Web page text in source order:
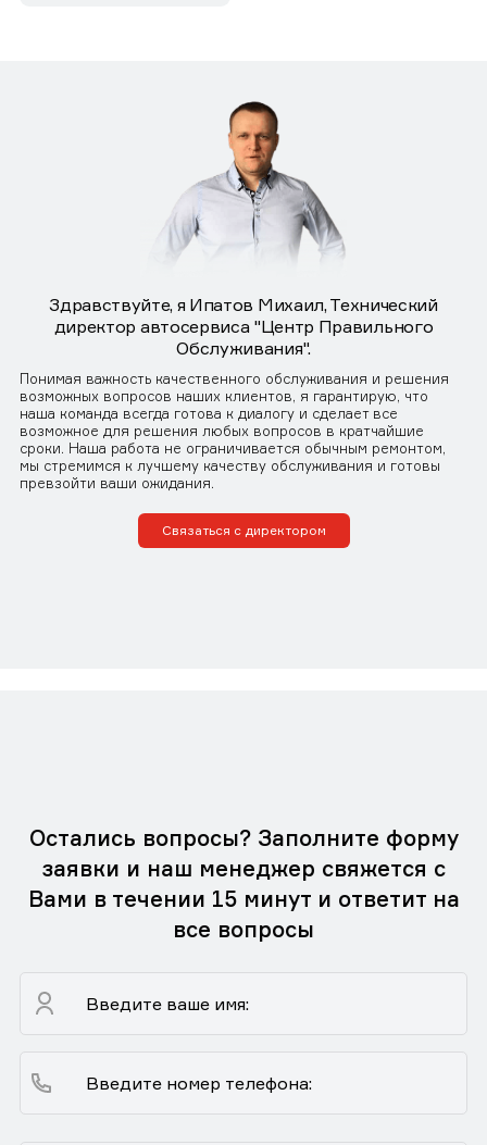
Здравствуйте, я Ипатов Михаил, Технический
директор автосервиса "Центр Правильного
Обслуживания".
Понимая важность качественного обслуживания и решения
возможных вопросов наших клиентов, я гарантирую, что
наша команда всегда готова к диалогу и сделает все
возможное для решения любых вопросов в кратчайшие
сроки. Наша работа не ограничивается обычным ремонтом,
мы стремимся к лучшему качеству обслуживания и готовы
превзойти ваши ожидания.
Связаться с директором
Остались вопросы? Заполните форму
заявки и наш менеджер свяжется с
Вами в течении 15 минут и ответит на
все вопросы